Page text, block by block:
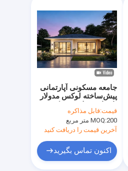
جامعه مسکونی آپارتمانی
پیش‌ساخته لوکس مدولار
قیمت:قابل مذاکره
MOQ:200 متر مربع
آخرین قیمت را دریافت کنید
اکنون تماس بگیرید